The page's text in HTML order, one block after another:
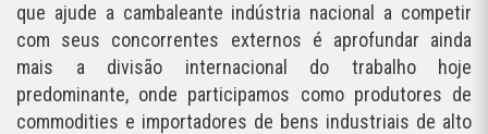
que ajude a cambaleante indústria nacional a competir
com seus concorrentes externos é aprofundar ainda
mais a divisão internacional do trabalho hoje
predominante, onde participamos como produtores de
commodities e importadores de bens industriais de alto